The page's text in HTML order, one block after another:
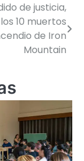
de justicia,
10 muertos
de Iron
Mountain